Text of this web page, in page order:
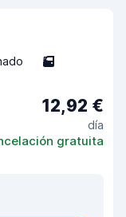
5
12,92 €
día
gratuita